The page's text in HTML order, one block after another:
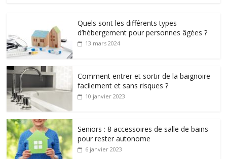
Quels sont les différents types
d’hébergement pour personnes âgées ?
13 mars 2024
Comment entrer et sortir de la baignoire
facilement et sans risques ?
10 janvier 2023
Seniors : 8 accessoires de salle de bains
pour rester autonome
6 janvier 2023